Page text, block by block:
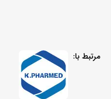
مرتبط با: